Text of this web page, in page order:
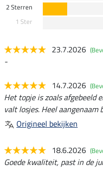
2 Sterren
1 Ster
23.7.2026
-
14.7.2026
Het topje is zoals afgebeeld
valt losjes. Heel
Origineel bekijken
18.6.2026
Goede kwaliteit, past in de